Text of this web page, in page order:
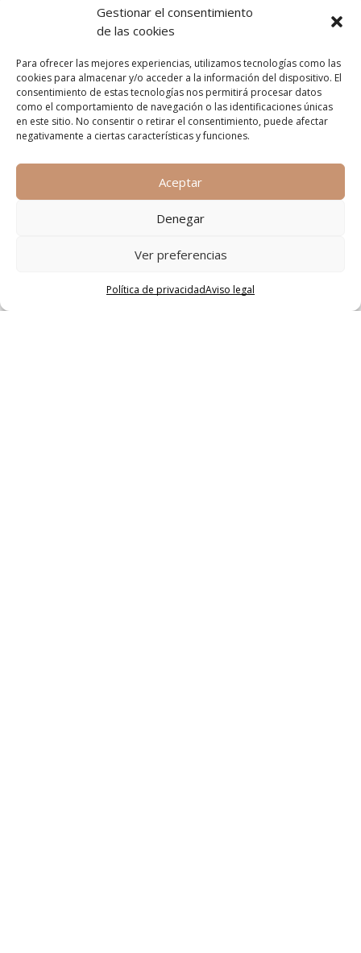
Gestionar el consentimiento
de las cookies
Para ofrecer las mejores experiencias, utilizamos tecnologías como las
cookies para almacenar y/o acceder a la información del dispositivo. El
consentimiento de estas tecnologías nos permitirá procesar datos
como el comportamiento de navegación o las identificaciones únicas
en este sitio. No consentir o retirar el consentimiento, puede afectar
negativamente a ciertas características y funciones.
Aceptar
Denegar
Ver preferencias
Política de privacidadAviso legal
Valores Fabricación